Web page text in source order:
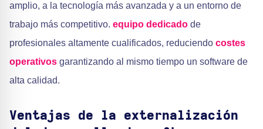
amplio, a la tecnología más avanzada y a un entorno de
trabajo más competitivo. equipo dedicado de
profesionales altamente cualificados, reduciendo costes
operativos garantizando al mismo tiempo un software de
alta calidad.
Ventajas de la externalización